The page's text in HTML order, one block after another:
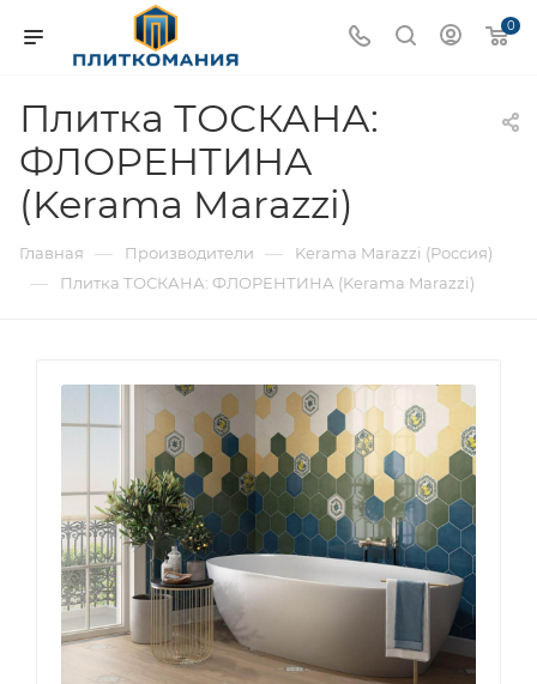
0
Плитка ТОСКАНА:
ФЛОРЕНТИНА
(Kerama Marazzi)
Главная — Производители — Kerama Marazzi (Россия)
— Плитка ТОСКАНА: ФЛОРЕНТИНА (Kerama Marazzi)